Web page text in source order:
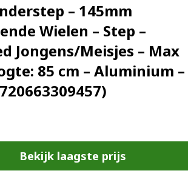
– 145mm
Wielen – Step –
Jongens/Meisjes – Max
85 cm – Aluminium –
Bekijk laagste prijs